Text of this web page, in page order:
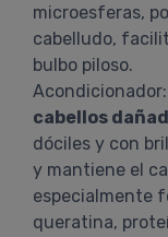
microesferas,
cabelludo,
bulbo piloso.
Acondicionador:
cabellos
dóciles y con
y mantiene el
especialmente
queratina,